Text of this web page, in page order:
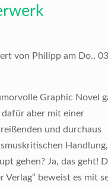
von Philipp am Do.,
Graphic Novel
aber mit einer
und durchaus
gehen? Ja, das geht!
Verlag“ beweist es mit